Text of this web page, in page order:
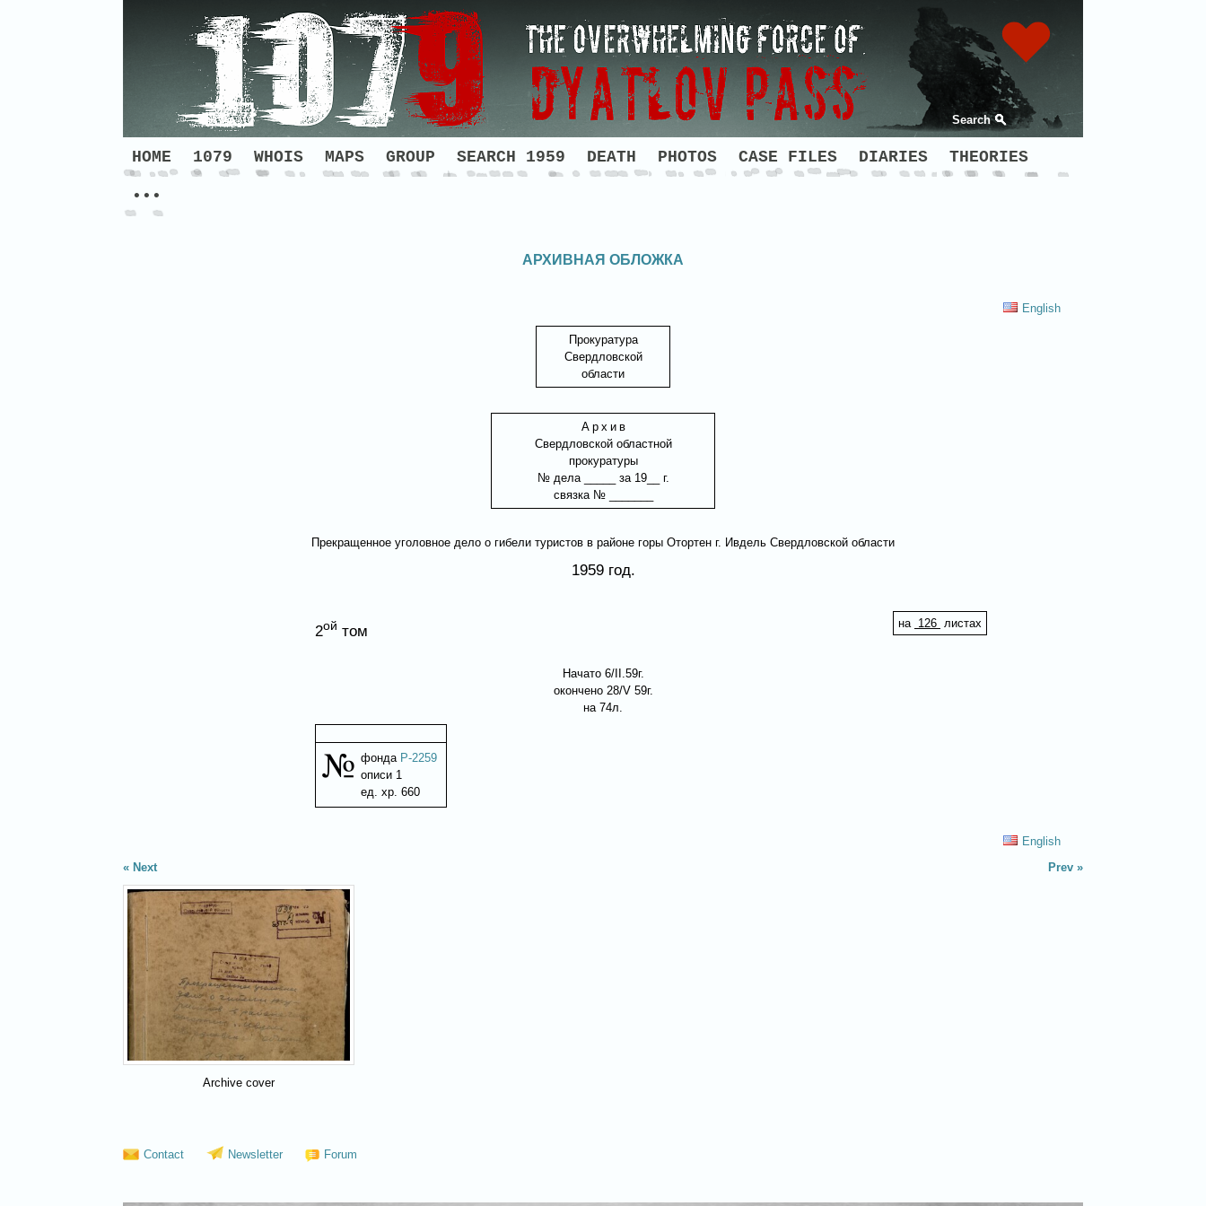
Search
HOME 1079 WHOIS MAPS GROUP SEARCH 1959 DEATH PHOTOS CASE FILES DIARIES THEORIES
•••
АРХИВНАЯ ОБЛОЖКА
English
Прокуратура
Свердловской
области
Архи в
Свердловской областной
прокуратуры
№ дела _____ за 19__ г.
связка № _______
Прекращенное уголовное дело о гибели туристов в районе горы Отортен г. Ивдель Свердловской области
1959 год.
2ой том на 126 листах
Начато 6/II.59г.
окончено 28/V 59г.
на 74л.
фонда Р-2259
описи 1
ед. хр. 660
English
Next
Prev
Archive cover
Contact Newsletter Forum